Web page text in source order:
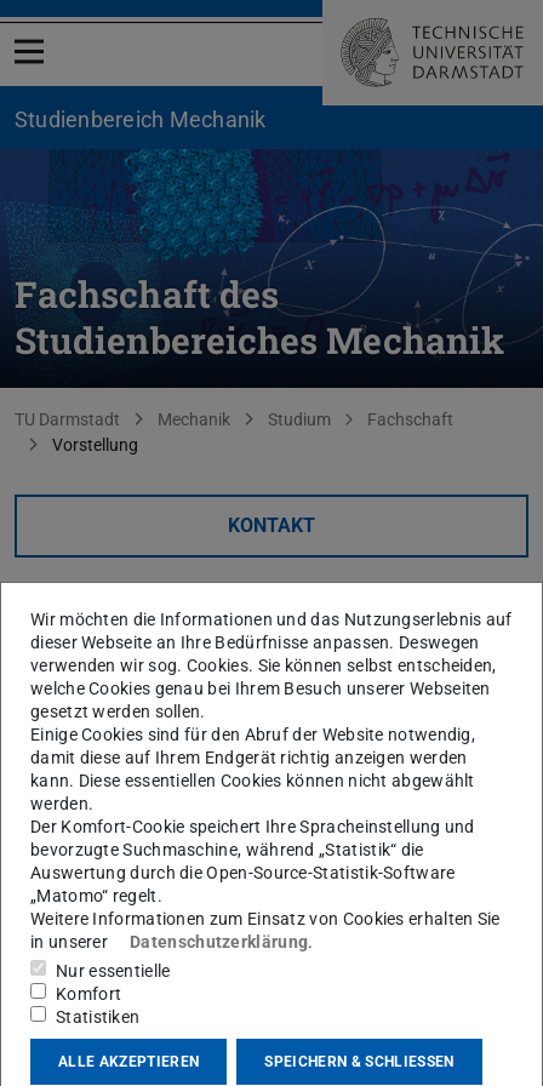
Menü öffnen
Studienbereich ­Mechanik
Fachschaft des
Studienbereiches Mechanik
Sie befinden sich hier:
TU Darmstadt Mechanik Studium
Fachschaft
Vorstellung
KONTAKT
Die Fachschaft
Die Fachschaft setzt sich aus Studentinnen und
Studenten des Studienbereichs Mechanik zusammen,
deren Ambition es ist die Interessen der Studenten zu
Vertreten.
Hierbei sind wir jederzeit Ansprechpartner für Probleme,
Fragen und ähnliches und versuchen euch gerade den
Einstieg so angenehm wie möglich zu machen.
Wer sich auch gerne engagieren möchte kann uns gerne
jederzeit ansprechen.
Wir möchten die Informationen und das Nutzungserlebnis auf
dieser Webseite an Ihre Bedürfnisse anpassen. Deswegen
verwenden wir sog. Cookies. Sie können selbst entscheiden,
welche Cookies genau bei Ihrem Besuch unserer Webseiten
gesetzt werden sollen.
Einige Cookies sind für den Abruf der Website notwendig,
damit diese auf Ihrem Endgerät richtig anzeigen werden
kann. Diese essentiellen Cookies können nicht abgewählt
werden.
Der Komfort-Cookie speichert Ihre Spracheinstellung und
bevorzugte Suchmaschine, während „Statistik“ die
Auswertung durch die Open-Source-Statistik-Software
„Matomo“ regelt.
Weitere Informationen zum Einsatz von Cookies erhalten Sie
in unserer
Datenschutzerklärung.
Nur essentielle
Komfort
Statistiken
ALLE AKZEPTIEREN SPEICHERN & SCHLIESSEN